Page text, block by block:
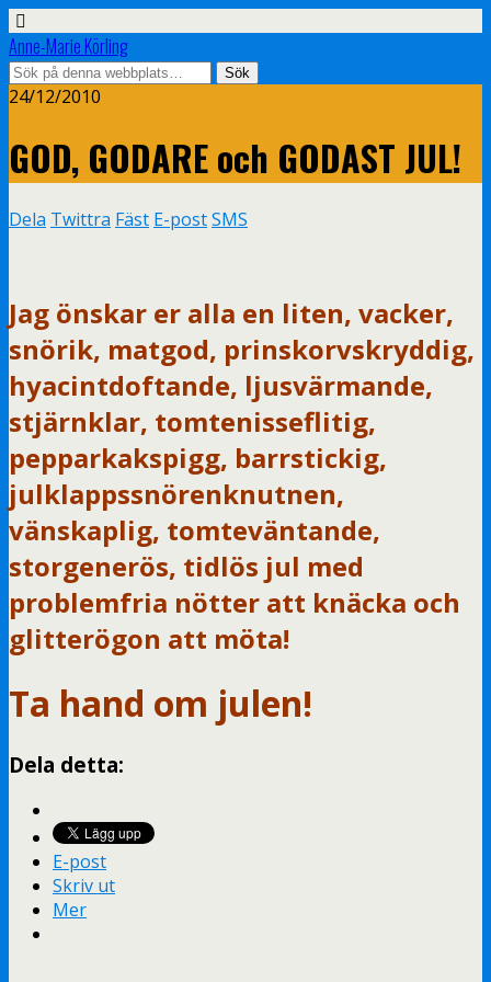
Anne-Marie Körling
24/12/2010
GOD, GODARE och GODAST JUL!
Dela Twittra Fäst E-postSMS
Jag önskar er alla en liten, vacker,
snörik, matgod, prinskorvskryddig,
hyacintdoftande, ljusvärmande,
stjärnklar, tomtenisseflitig,
pepparkakspigg, barrstickig,
julklappssnörenknutnen,
vänskaplig, tomteväntande,
storgenerös, tidlös jul med
problemfria nötter att knäcka och
glitterögon att möta!
Ta hand om julen!
Dela detta:
E-post
Skriv ut
Mer